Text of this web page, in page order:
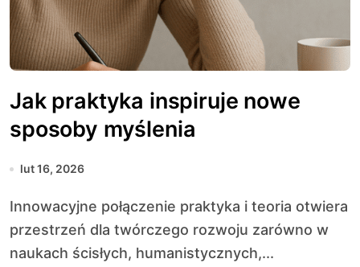
Jak praktyka inspiruje nowe
sposoby myślenia
lut 16, 2026
Innowacyjne połączenie praktyka i teoria otwiera
przestrzeń dla twórczego rozwoju zarówno w
naukach ścisłych, humanistycznych,...